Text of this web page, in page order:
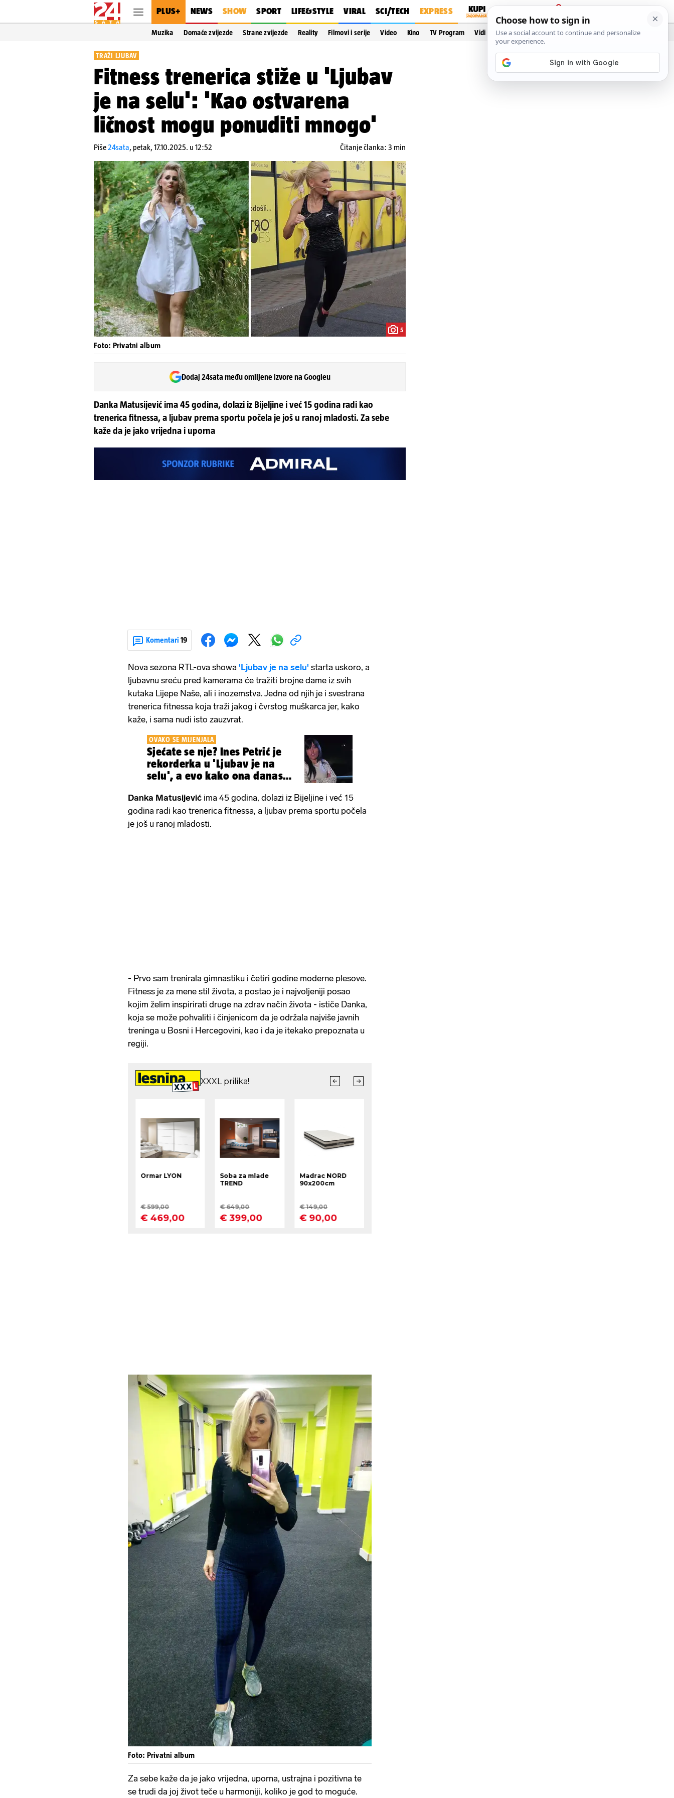
PLUS+ NEWS SHOW SPORT LIFE&STYLE VIRAL SCI/TECH EXPRESS
PRIJAVA
Muzika Domaće zvijezde Strane zvijezde Reality Filmovi i serije Video Kino TV Program Vidi još…
TRAŽI LJUBAV
Fitness trenerica stiže u 'Ljubav
je na selu': 'Kao ostvarena
ličnost mogu ponuditi mnogo'
Piše24sata, petak, 17.10.2025. u 12:52 Čitanje članka: 3 min
5
Foto: Privatni album
Dodaj 24sata među omiljene izvore na Googleu
Danka Matusijević ima 45 godina, dolazi iz Bijeljine i već 15 godina radi kao
trenerica fitnessa, a ljubav prema sportu počela je još u ranoj mladosti. Za sebe
kaže da je jako vrijedna i uporna
Komentari 19
Nova sezona RTL-ova showa 'Ljubav je na selu' starta uskoro, a
ljubavnu sreću pred kamerama će tražiti brojne dame iz svih
kutaka Lijepe Naše, ali i inozemstva. Jedna od njih je i svestrana
trenerica fitnessa koja traži jakog i čvrstog muškarca jer, kako
kaže, i sama nudi isto zauzvrat.
OVAKO SE MIJENJALA
Sjećate se nje? Ines Petrić je
rekorderka u 'Ljubav je na
selu', a evo kako ona danas
Danka Matusijević ima 45 godina, dolazi iz Bijeljine i već 15
godina radi kao trenerica fitnessa, a ljubav prema sportu počela
je još u ranoj mladosti.
- Prvo sam trenirala gimnastiku i četiri godine moderne plesove.
Fitness je za mene stil života, a postao je i najvoljeniji posao
kojim želim inspirirati druge na zdrav način života - ističe Danka,
koja se može pohvaliti i činjenicom da je održala najviše javnih
treninga u Bosni i Hercegovini, kao i da je itekako prepoznata u
regiji.
Foto: Privatni album
Za sebe kaže da je jako vrijedna, uporna, ustrajna i pozitivna te
se trudi da joj život teče u harmoniji, koliko je god to moguće.